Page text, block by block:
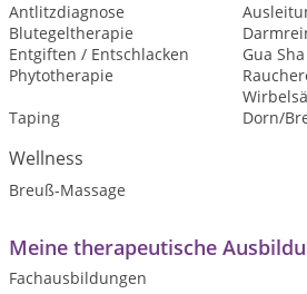
Antlitzdiagnose
Blutegeltherapie
Entgiften / Entschlacken
Gua Sha
Phytotherapie
Taping
Dorn/
Wellness
Breuß-Massage
Meine therapeutische
Fachausbildungen